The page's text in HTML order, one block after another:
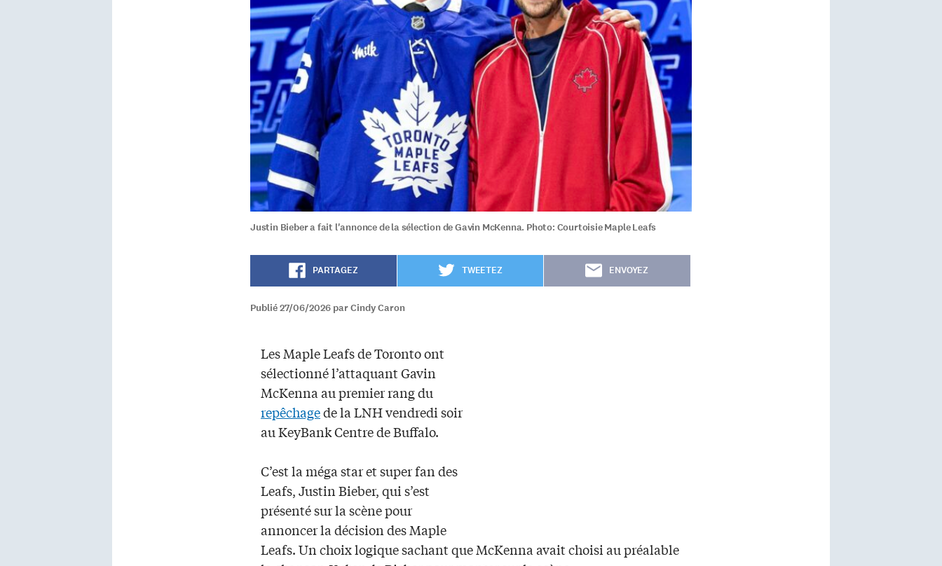
Justin Bieber a fait l'annonce de la sélection de Gavin McKenna. Photo: Courtoisie Maple Leafs
PARTAGEZ TWEETEZ ENVOYEZ
Publié 27/06/2026 par Cindy Caron
Les Maple Leafs de Toronto ont
sélectionné l’attaquant Gavin
McKenna au premier rang du
repêchagede la LNH vendredi soir
au KeyBank Centre de Buffalo.
C’est la méga star et super fan des
Leafs, Justin Bieber, qui s’est
présenté sur la scène pour
annoncer la décision des Maple
Leafs. Un choix logique sachant que McKenna avait choisi au préalable